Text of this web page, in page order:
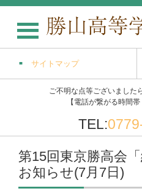
サイトマップ
ご不明な点等ございました
【電話が繋がる時間
TEL:
第15回東京勝高会
お知らせ(7月7日)